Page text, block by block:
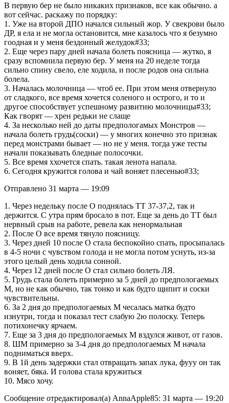
В первую бер не было никаких признаков, все как обычно. а
вот сейчас. раскажу по порядку:
1. Уже на второй ДПО начался сильный жор. У свекрови было
ДР, я ела и не могла остановится, мне казалось что я безумно
гоодная и у меня бездонный желудок#33;
2. Еще через пару дней начала болеть поясница — жутко, я
сразу вспомнила первую бер. У меня на 20 неделе тогда
сильно спину свело, еле ходила, и после родов она сильна
болела.
3. Началась молочница — чтоб ее. При этом меня отвернуло
от сладкого, все время хочется соленого и острого, и то и
другое способствует успешному развитию молочницы#33;
Как гворят — хрен редьки не слаще
4. За несколько ней до даты предпологамых Монстров —
начала болеть грудь(соски) — у многих конечно это признак
перед монстрами бывает — но не у меня. тогда уже тесты
начали показывать бледные полосочки.
5. Все время ххочется спать. такая ленота напала.
6. Сегодня кружится голова и чай воняет плесенью#33;
Отправлено 31 марта — 19:09
1. Через недельку после О поднялась ТТ 37-37,2, так и
держится. С утра прям бросало в пот. Еще за день до ТТ был
нервный срыв на работе, ревела как ненормальная
2. После О все время тянуло поясницу.
3. Через дней 10 после О стала беспокойно спать, просыпалась
в 4-5 ночи с чувством голода и не могла потом уснуть, из-за
этого целый день ходила сонной.
4. Через 12 дней после О стал сильно болеть ЛЯ.
5. Грудь стала болеть примерно за 5 дней до предпологаемых
М, но не как обычно, так тонко и как будто щипит и соски
чувствительны.
6. За 2 дня до предпологаемых М чесалась матка будто
изнутри, тогда и показал тест слабую 2ю полоску. Теперь
потихонечку ярчаем.
7. Еще за 3 дня до предпологаемых М вздулся живот, от газов.
8. ШМ примерно за 3-4 дня до предпологаемых М начала
подниматься вверх.
9. В 1й день задержки стал отвращать запах лука, фууу он так
воняет, бяка. И голова стала кружиться
10. Мясо хочу.
Сообщение отредактировал(а) AnnaApple85: 31 марта — 19:20